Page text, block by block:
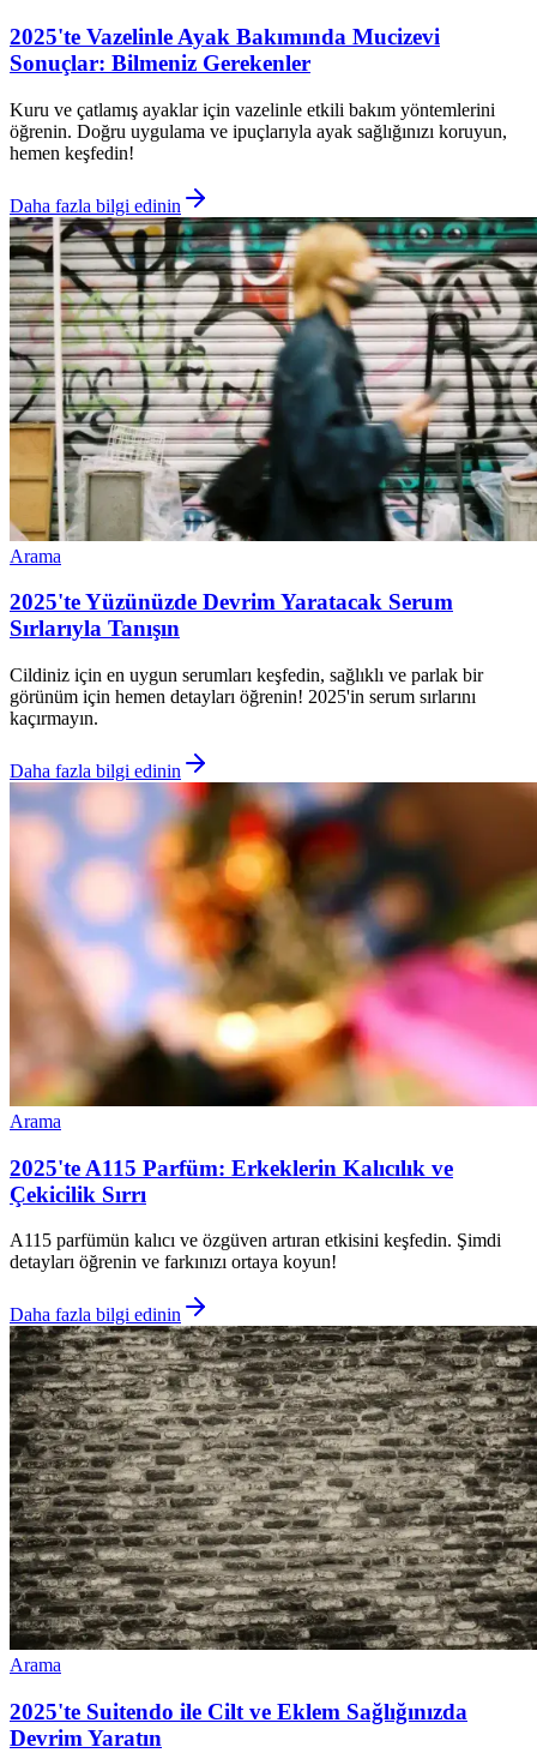
2025'te Vazelinle Ayak Bakımında Mucizevi
Sonuçlar: Bilmeniz Gerekenler
Kuru ve çatlamış ayaklar için vazelinle etkili bakım yöntemlerini
öğrenin. Doğru uygulama ve ipuçlarıyla ayak sağlığınızı koruyun,
hemen keşfedin!
Daha fazla bilgi edinin
Arama
2025'te Yüzünüzde Devrim Yaratacak Serum
Sırlarıyla Tanışın
Cildiniz için en uygun serumları keşfedin, sağlıklı ve parlak bir
görünüm için hemen detayları öğrenin! 2025'in serum sırlarını
kaçırmayın.
Daha fazla bilgi edinin
Arama
2025'te A115 Parfüm: Erkeklerin Kalıcılık ve
Çekicilik Sırrı
A115 parfümün kalıcı ve özgüven artıran etkisini keşfedin. Şimdi
detayları öğrenin ve farkınızı ortaya koyun!
Daha fazla bilgi edinin
Arama
2025'te Suitendo ile Cilt ve Eklem Sağlığınızda
Devrim Yaratın